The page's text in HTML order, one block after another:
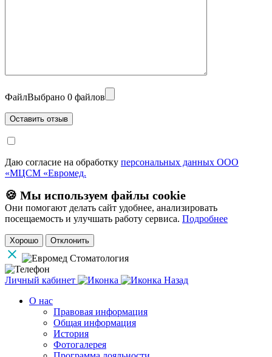
ФайлВыбрано 0 файлов
Даю согласие на обработку персональных данных ООО
«МЦСМ «Евромед.
🍪 Мы используем файлы cookie
Они помогают делать сайт удобнее, анализировать
посещаемость и улучшать работу сервиса. Подробнее
Хорошо Отклонить
Личный кабинет
Назад
О нас
Правовая информация
Общая информация
История
Фотогалерея